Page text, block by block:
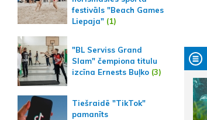
festivāls "Beach Games
Liepaja"(1)
"BL Serviss Grand
Slam" čempiona titulu
izcīna Ernests Buļko(3)
Tiešraidē "TikTok"
pamanīts